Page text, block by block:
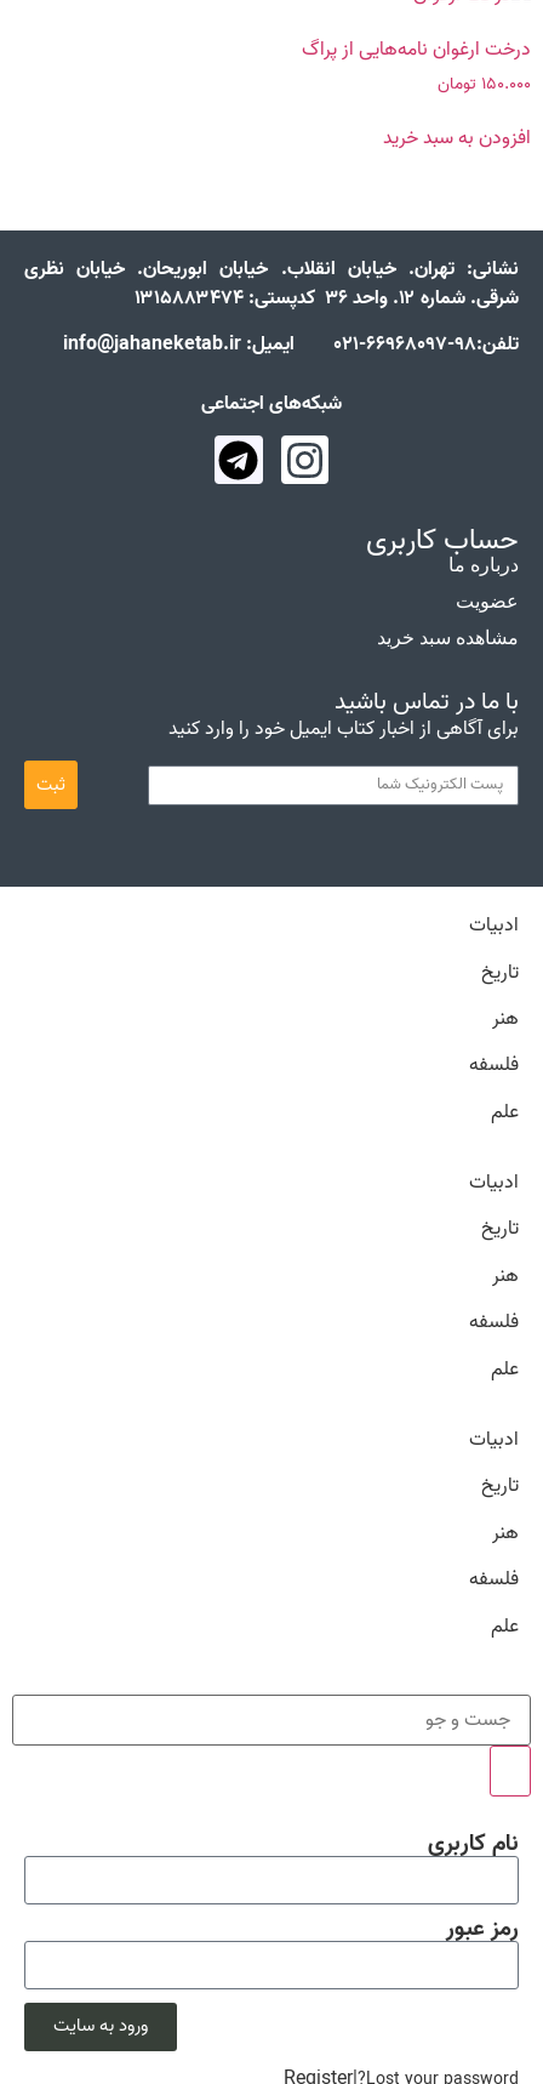
درخت ارغوان نامه‌هایی از پراگ
۱۵۰.۰۰۰ تومان
افزودن به سبد خرید
نشانی: تهران. خیابان انقلاب. خیابان ابوریحان. خیابان نظری
شرقی. شماره ۱۲. واحد ۳۶ کدپستی: ۱۳۱۵۸۸۳۴۷۴
تلفن:98-66968097-021 ایمیل: info@jahaneketab.ir
شبکه‌های اجتماعی
حساب کاربری
درباره ما
عضویت
مشاهده سبد خرید
با ما در تماس باشید
برای آگاهی از اخبار کتاب ایمیل خود را وارد کنید
ثبت
ادبیات
تاریخ
هنر
فلسفه
علم
ادبیات
تاریخ
هنر
فلسفه
علم
ادبیات
تاریخ
هنر
فلسفه
علم
نام کاربری
رمز عبور
ورود به سایت